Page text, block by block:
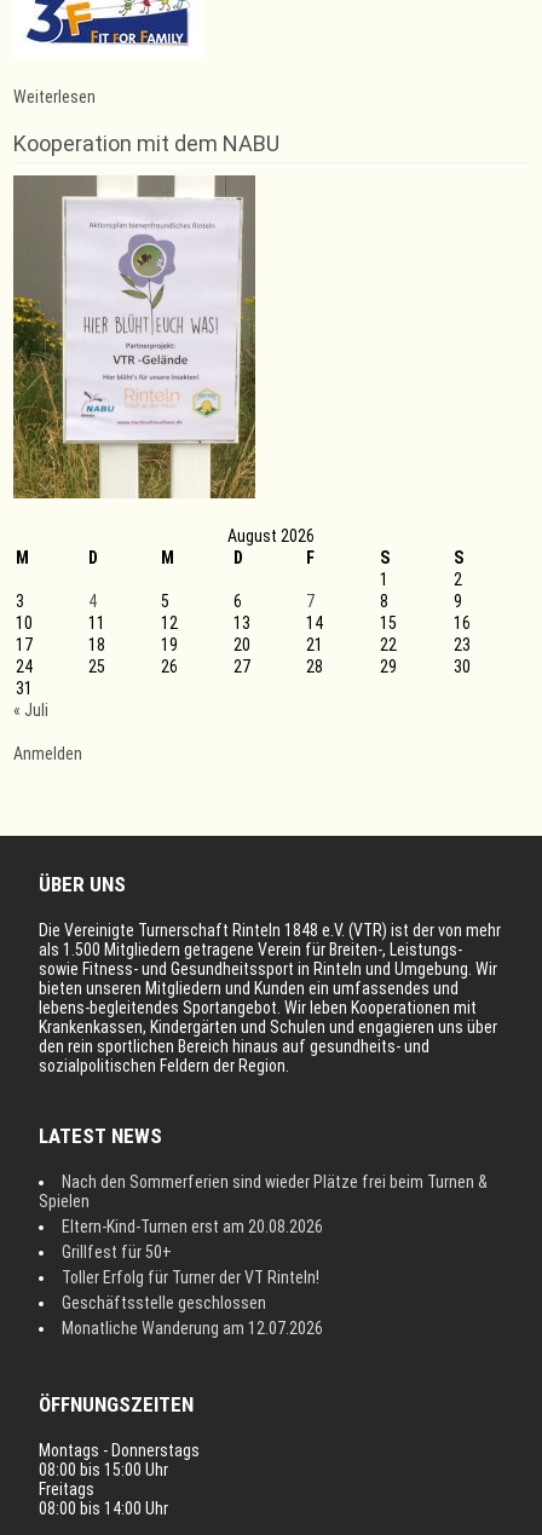
Weiterlesen
Kooperation mit dem NABU
August 2026
M
D M D F S
S
1
2
3
4 5 6 7 8
9
10
11 12 13 14 15
16
17
18 19 20 21 22
23
24
25 26 27 28 29
30
31
« Juli
Anmelden
ÜBER UNS
Die Vereinigte Turnerschaft Rinteln 1848 e.V. (VTR) ist der von mehr
als 1.500 Mitgliedern getragene Verein für Breiten-, Leistungs-
sowie Fitness- und Gesundheitssport in Rinteln und Umgebung. Wir
bieten unseren Mitgliedern und Kunden ein umfassendes und
lebens-begleitendes Sportangebot. Wir leben Kooperationen mit
Krankenkassen, Kindergärten und Schulen und engagieren uns über
den rein sportlichen Bereich hinaus auf gesundheits- und
sozialpolitischen Feldern der Region.
LATEST NEWS
Nach den Sommerferien sind wieder Plätze frei beim Turnen &
Spielen
Eltern-Kind-Turnen erst am 20.08.2026
Grillfest für 50+
Toller Erfolg für Turner der VT Rinteln!
Geschäftsstelle geschlossen
Monatliche Wanderung am 12.07.2026
ÖFFNUNGSZEITEN
Montags - Donnerstags
08:00 bis 15:00 Uhr
Freitags
08:00 bis 14:00 Uhr